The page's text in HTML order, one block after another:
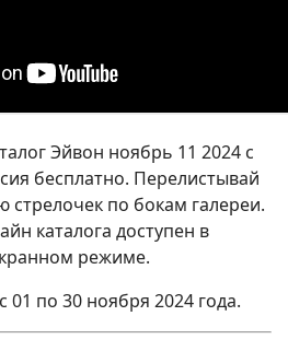
Эйвон ноябрь 11 2024 с
бесплатно. Перелистывай
по бокам галереи.
каталога доступен в
режиме.
01 по 30 ноября 2024 года.